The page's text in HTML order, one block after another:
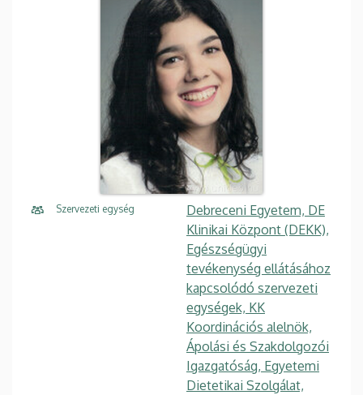
Szervezeti egység
Debreceni Egyetem, DE
Klinikai Központ (DEKK),
Egészségügyi
tevékenység ellátásához
kapcsolódó szervezeti
egységek, KK
Koordinációs alelnök,
Ápolási és Szakdolgozói
Igazgatóság, Egyetemi
Dietetikai Szolgálat,